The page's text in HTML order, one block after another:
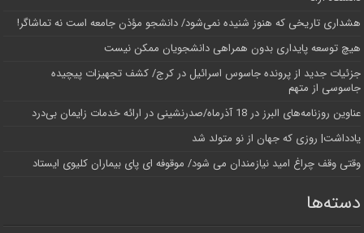
هشداری تاریخی که هنوز شنیده نمی‌شود/ دانشجو مؤذن جامعه است نه تماشاگر!
هیچ توسعه پایداری بدون همراهی دانشجویان ممکن نیست
جزئیات جدید از پرونده جاسوس اسرائیل در کرج/‌ کشف تجهیزات پیچیده
جاسوسی از متهم
عناوین روزنامه‌های البرز در ‌18 آذرماه/صدرنشینی در ارائه خدمات زایمان بی‌درد
یادداشت| روزی که جهان از نو متولد شد
وقتی وقف چراغ امید نیازمندان می شود/ موقوفه ای پای بیماران کلیوی ایستاد
دسته‌ها